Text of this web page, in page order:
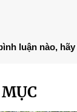
luận nào,